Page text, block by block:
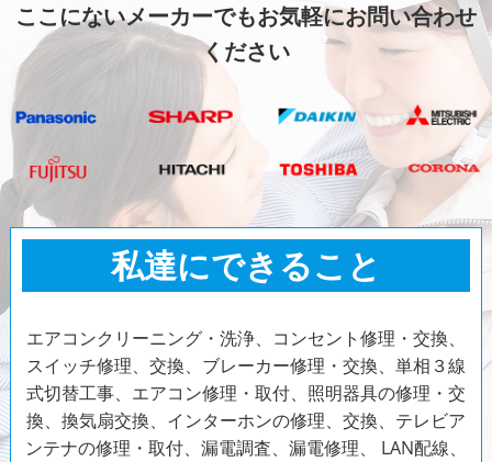
ここにないメーカーでもお気軽にお問い合わせ
ください
私達にできること
エアコンクリーニング・洗浄、コンセント修理・交換、
スイッチ修理、交換、ブレーカー修理・交換、単相３線
式切替工事、エアコン修理・取付、照明器具の修理・交
換、換気扇交換、インターホンの修理、交換、テレビア
ンテナの修理・取付、漏電調査、漏電修理、 LAN配線、